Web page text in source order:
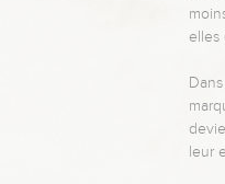
elles
leur